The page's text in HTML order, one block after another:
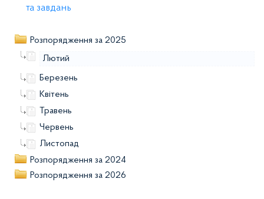
та завдань
Розпорядження за 2025
Лютий
Березень
Квітень
Травень
Червень
Листопад
Розпорядження за 2024
Розпорядження за 2026